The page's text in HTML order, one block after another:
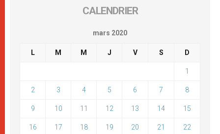
CALENDRIER
mars 2020
L M M J V S D
1
2 3 4 5 6 7 8
9 10 11 12 13 14 15
16 17 18 19 20 21 22